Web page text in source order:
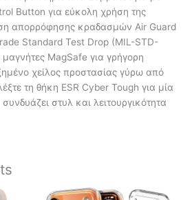
Button για εύκολη χρήση της
απορρόφησης κραδασμών Air Guard
Standard Test Drop (MIL-STD-
MagSafe για γρήγορη
χείλος προστασίας γύρω από
τη θήκη ESR Cyber Tough για μία
στυλ και λειτουργικότητα